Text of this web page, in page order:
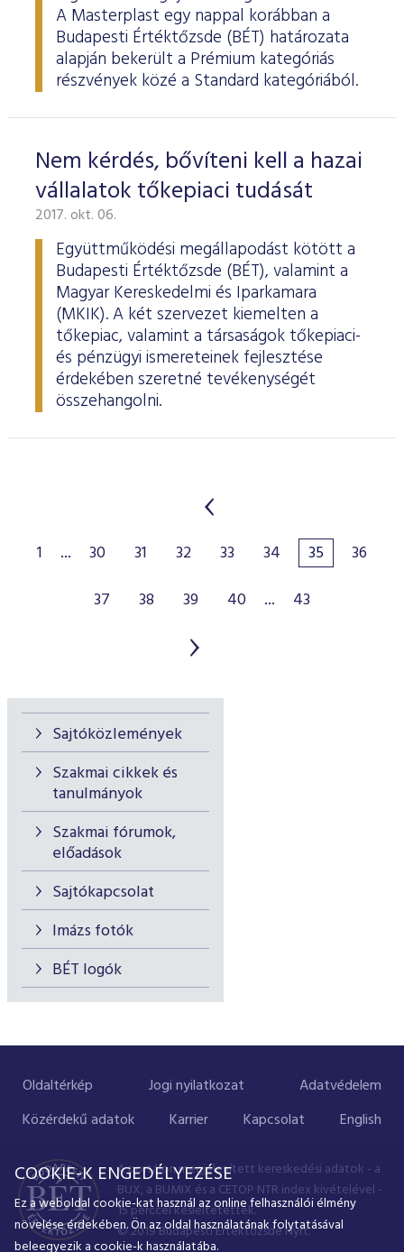
Sajtóközlemények
Szakmai cikkek és
tanulmányok
Szakmai fórumok,
előadások
Sajtókapcsolat
Imázs fotók
BÉT logók
A Masterplast egy nappal korábban a
Budapesti Értéktőzsde (BÉT) határozata
alapján bekerült a Prémium kategóriás
részvények közé a Standard kategóriából.
Nem kérdés, bővíteni kell a hazai
vállalatok tőkepiaci tudását
2017. okt. 06.
Együttműködési megállapodást kötött a
Budapesti Értéktőzsde (BÉT), valamint a
Magyar Kereskedelmi és Iparkamara
(MKIK). A két szervezet kiemelten a
tőkepiac, valamint a társaságok tőkepiaci-
és pénzügyi ismereteinek fejlesztése
érdekében szeretné tevékenységét
összehangolni.
1 ... 30 31 32 33 34 35
36
37
38 39 40 ... 43
Oldaltérkép Jogi nyilatkozat
Adatvédelem
Közérdekű adatok
Karrier Kapcsolat English
A portálon megjelenített kereskedési adatok - a
BUX, a BUMIX és a CETOP NTR index kivételével -
15 perccel késleltetettek.
© 2019 Budapesti Értéktőzsde Nyrt.
COOKIE-K ENGEDÉLYEZÉSE
Ez a weboldal cookie-kat használ az online felhasználói élmény
növelése érdekében. Ön az oldal használatának folytatásával
beleegyezik a cookie-k használatába.